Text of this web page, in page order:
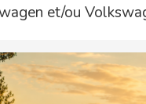
et/ou